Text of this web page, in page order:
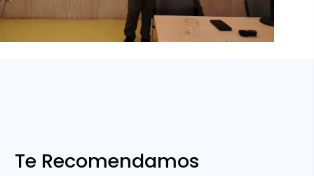
Te Recomendamos